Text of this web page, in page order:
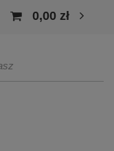
0,00 zł